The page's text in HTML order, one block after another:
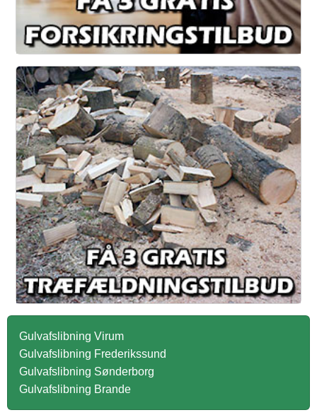
Gulvafslibning Virum
Gulvafslibning Frederikssund
Gulvafslibning Sønderborg
Gulvafslibning Brande